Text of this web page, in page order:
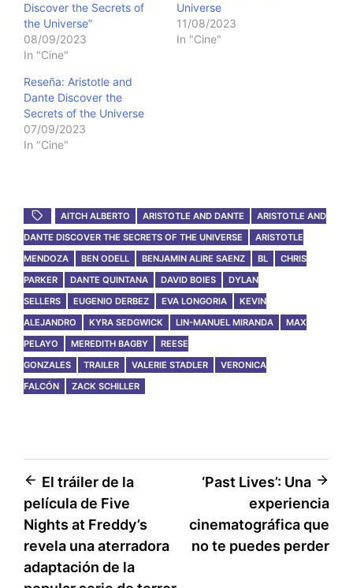
Discover the Secrets of
the Universe”
08/09/2023
In "Cine"
Universe
11/08/2023
In "Cine"
Reseña: Aristotle and
Dante Discover the
Secrets of the Universe
07/09/2023
In "Cine"
AITCH ALBERTO ARISTOTLE AND DANTE
ARISTOTLE AND
DANTE DISCOVER THE SECRETS OF THE UNIVERSE
ARISTOTLE
MENDOZA
BEN ODELL BENJAMIN ALIRE SAENZ BL
CHRIS
PARKER
DANTE QUINTANA DAVID BOIES
DYLAN
SELLERS
EUGENIO DERBEZ EVA LONGORIA
KEVIN
ALEJANDRO
KYRA SEDGWICK LIN-MANUEL MIRANDA
MAX
PELAYO
MEREDITH BAGBY
REESE
GONZALES
TRAILER VALERIE STADLER
VERONICA
FALCÓN
ZACK SCHILLER
Post
navigation
El tráiler de la
película de Five
Nights at Freddy’s
revela una aterradora
adaptación de la
‘Past Lives’: Una
experiencia
cinematográfica que
no te puedes perder